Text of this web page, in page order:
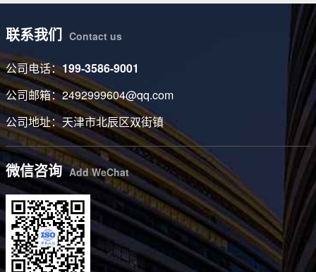
联系我们 Contact us
公司电话：199-3586-9001
公司邮箱：2492999604@qq.com
公司地址：天津市北辰区双街镇
微信咨询 Add WeChat